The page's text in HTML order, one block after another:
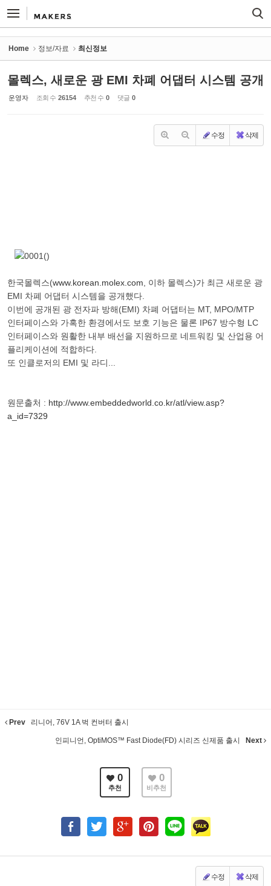
Home 정보/자료 최신정보
몰렉스, 새로운 광 EMI 차폐 어댑터 시스템 공개
운영자 조회 수 26154 추천 수 0 댓글 0
수정 삭제
한국몰렉스(www.korean.molex.com , 이하 몰렉스)가 최근 새로운 광
EMI 차폐 어댑터 시스템을 공개했다.
이번에 공개된 광 전자파 방해(EMI) 차폐 어댑터는 MT, MPO/MTP
인터페이스와 가혹한 환경에서도 보호 기능은 물론 IP67 방수형 LC
인터페이스와 원활한 내부 배선을 지원하므로 네트워킹 및 산업용 어
플리케이션에 적합하다.
또 인클로저의 EMI 및 라디...
원문출처 : http://www.embeddedworld.co.kr/atl/view.asp?
a_id=7329
Prev 리니어, 76V 1A 벅 컨버터 출시
인피니언, OptiMOS™ Fast Diode(FD) 시리즈 신제품 출시 Next
0
추천
0
비추천
수정 삭제